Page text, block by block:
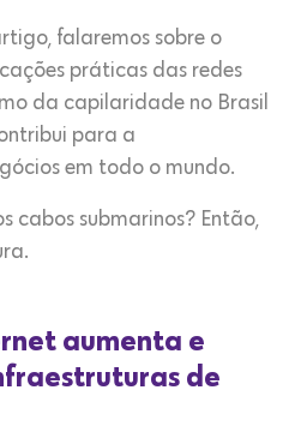
falaremos sobre o
práticas das redes
da capilaridade no Brasil
para a
em todo o mundo.
cabos submarinos? Então,
aumenta e
de